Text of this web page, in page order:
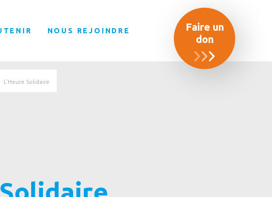
NOUS REJOINDRE
Faire un
don
L’Heure Solidaire